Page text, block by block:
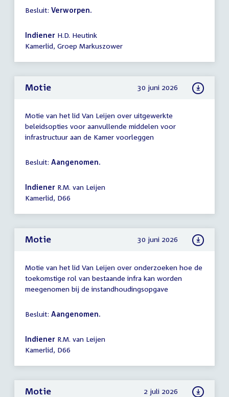
Besluit: Verworpen.
Indiener H.D. Heutink
Kamerlid, Groep Markuszower
Motie 30 juni 2026
Motie van het lid Van Leijen over uitgewerkte
beleidsopties voor aanvullende middelen voor
infrastructuur aan de Kamer voorleggen
Besluit: Aangenomen.
Indiener R.M. van Leijen
Kamerlid, D66
Motie 30 juni 2026
Motie van het lid Van Leijen over onderzoeken hoe de
toekomstige rol van bestaande infra kan worden
meegenomen bij de instandhoudingsopgave
Besluit: Aangenomen.
Indiener R.M. van Leijen
Kamerlid, D66
Motie 2 juli 2026